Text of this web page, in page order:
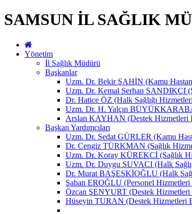
SAMSUN İL SAĞLIK
Yönetim
İl Sağlık Müdürü
Başkanlar
Uzm. Dr. Bekir ŞAHİN (Kamu
Uzm. Dr. Kemal Serhan SANDIKÇI
Dr. Hatice ÖZ (Halk Sağlığı
Uzm. Dr. H. Yalçın
Arslan KAYHAN (Destek Hizmetleri
Başkan Yardımcıları
Uzm. Dr. Sedat GÜRLER (Kamu
Dr. Cengiz TÜRKMAN (Sağlık
Uzm. Dr. Koray KÜREKCİ (Sağlık
Uzm. Dr. Duygu SUVACI (Halk
Dr. Murat BAŞESKİOĞLU (Halk
Şaban EROĞLU (Personel Hizmetleri
Özcan ŞENYURT (Destek Hizmetleri
Hüseyin TURAN (Destek Hizmetleri